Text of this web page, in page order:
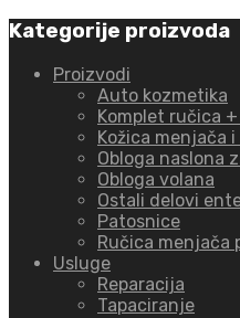
Kategorije proizvoda
Proizvodi
Auto kozmetika
Komplet ručica
Kožica menjača
Obloga naslona
Obloga volana
Ostali delovi
Patosnice
Ručica menjača
Usluge
Reparacija
Tapaciranje